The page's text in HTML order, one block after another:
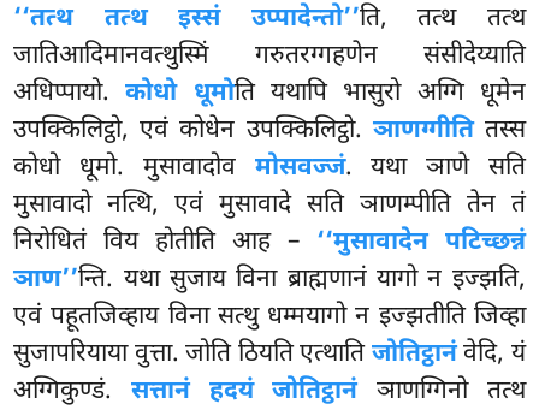
‘‘तत्थ तत्थ इस्सं उप्पादेन्तो’’ति, तत्थ तत्थ
जातिआदिमानवत्थुस्मिं गरुतरग्गहणेन संसीदेय्याति
अधिप्पायो.कोधो धूमोति यथापि भासुरो अग्गि धूमेन
उपक्किलिट्ठो, एवं कोधेन उपक्किलिट्ठो. ञाणग्गीतितस्स
कोधो धूमो. मुसावादोव मोसवज्जं. यथा ञाणे सति
मुसावादो नत्थि, एवं मुसावादे सति ञाणम्पीति तेन तं
निरोधितं विय होतीति आह – ‘‘मुसावादेन पटिच्छन्नं
ञाण’’न्ति. यथा सुजाय विना ब्राह्मणानं यागो न इज्झति,
एवं पहूतजिव्हाय विना सत्थु धम्मयागो न इज्झतीति जिव्हा
सुजापरियाया वुत्ता. जोति ठियति एत्थातिजोतिट्ठानंवेदि, यं
अग्गिकुण्डं. सत्तानं हदयं जोतिट्ठानंञाणग्गिनो तत्थ